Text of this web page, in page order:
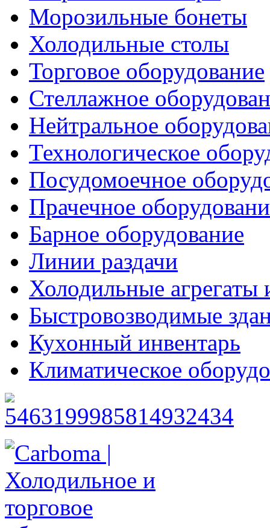
Морозильные бонеты
Холодильные столы
Торговое оборудование
Стеллажное
Нейтральное
Технологическое
Посудомоечное
Прачечное
Барное оборудование
Линии раздачи
Холодильные агрегаты
Быстровозводимые
Кухонный инвентарь
Климатическое